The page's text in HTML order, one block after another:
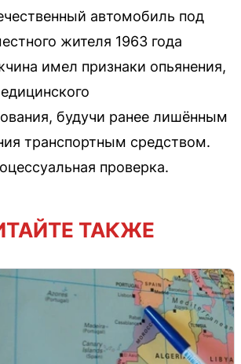
автомобиль под
жителя 1963 года
имел признаки опьянения,
будучи ранее лишённым
транспортным средством.
проверка.
ТАКЖЕ